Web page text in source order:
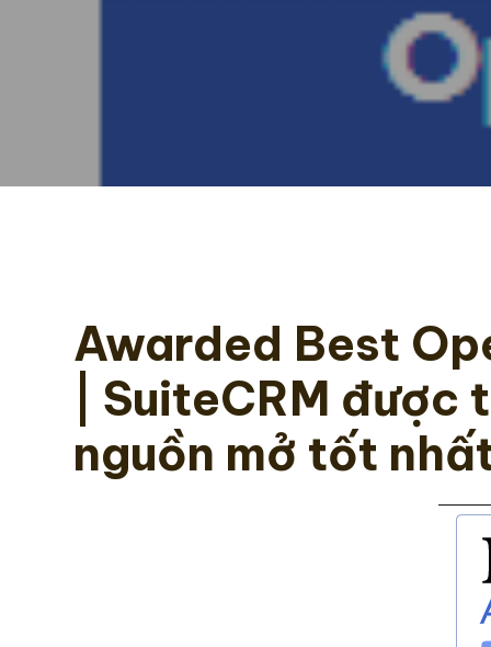
Awarded Best
| SuiteCRM
nguồn mở tốt